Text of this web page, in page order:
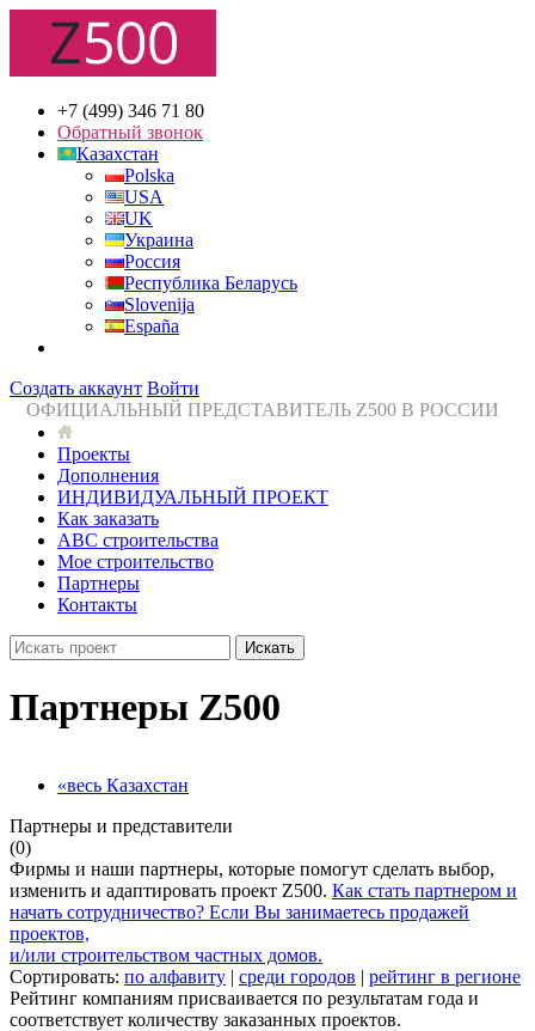
+7 (499) 346 71 80
Обратный звонок
Казахстан
Polska
USA
UK
Украина
Россия
Республика Беларусь
Slovenija
España
Создать аккаунт Войти
ОФИЦИАЛЬНЫЙ ПРЕДСТАВИТЕЛЬ Z500 В РОССИИ
Проекты
Дополнения
ИНДИВИДУАЛЬНЫЙ ПРОЕКТ
Как заказать
ABC строительства
Мое строительство
Партнеры
Контакты
Искать
Партнеры Z500
«весь Казахстан
Партнеры и представители
(0)
Фирмы и наши партнеры, которые помогут сделать выбор,
изменить и адаптировать проект Z500. Как стать партнером и
начать сотрудничество? Если Вы занимаетесь продажей
проектов,
и/или строительством частных домов.
Сортировать: по алфавиту | среди городов | рейтинг в регионе
Рейтинг компаниям присваивается по результатам года и
соответствует количеству заказанных проектов.